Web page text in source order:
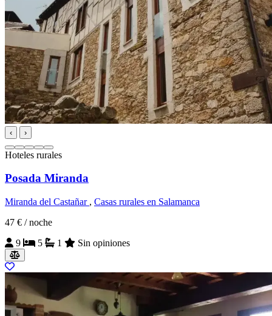
‹ ›
Hoteles rurales
Posada Miranda
Miranda del Castañar , Casas rurales en Salamanca
47 € / noche
9
5 1 Sin opiniones